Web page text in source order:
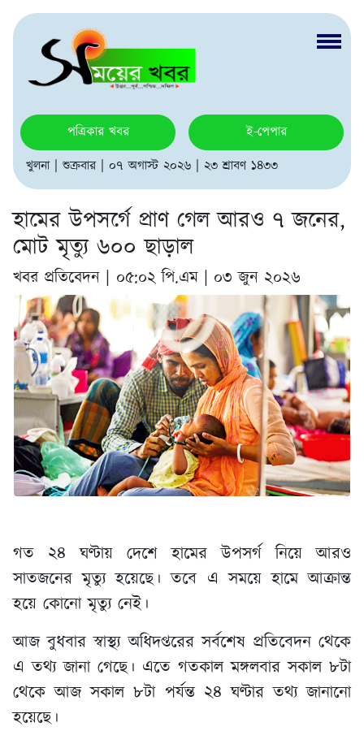
পত্রিকার খবর
ই-পেপার
খুলনা | শুক্রবার | ০৭ অগাস্ট ২০২৬ | ২৩ শ্রাবণ ১৪৩৩
হামের উপসর্গে প্রাণ গেল আরও ৭ জনের,
মোট মৃত্যু ৬০০ ছাড়াল
খবর প্রতিবেদন | ০৫:০২ পি.এম | ০৩ জুন ২০২৬
গত ২৪ ঘণ্টায় দেশে হামের উপসর্গ নিয়ে আরও
সাতজনের মৃত্যু হয়েছে। তবে এ সময়ে হামে আক্রান্ত
হয়ে কোনো মৃত্যু নেই।
আজ বুধবার স্বাস্থ্য অধিদপ্তরের সর্বশেষ প্রতিবেদন থেকে
এ তথ্য জানা গেছে। এতে গতকাল মঙ্গলবার সকাল ৮টা
থেকে আজ সকাল ৮টা পর্যন্ত ২৪ ঘণ্টার তথ্য জানানো
হয়েছে।